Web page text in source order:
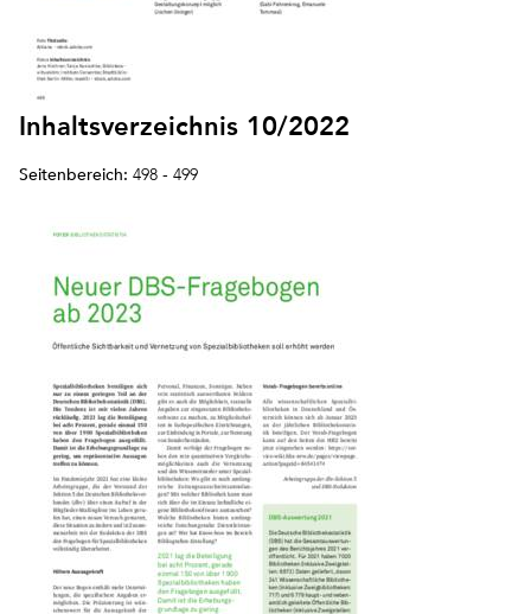
Inhaltsverzeichnis 10/2022
Seitenbereich: 498 - 499